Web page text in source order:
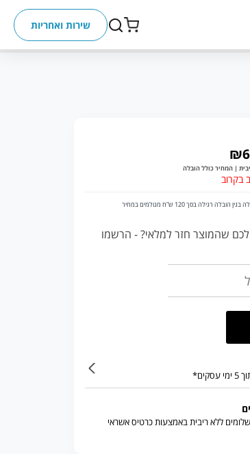
שירות ואחריות
בקרוב
הובלה רגילה בסך 120 ש”ח מגולמים במחיר
לכם שהמוצר חזר למלאי? - הרשמו